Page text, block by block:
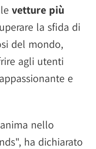
vetture più
la sfida di
del mondo,
agli utenti
e
nello
ha dichiarato